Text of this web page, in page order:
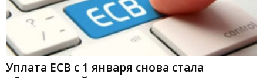
Уплата ЕСВ с 1 января снова стала